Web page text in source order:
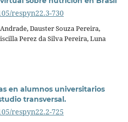
respyn22.3-730
Dauster Souza Pereira,
Perez da Silva Pereira, Luna
en alumnos universitarios
transversal.
respyn22.2-725